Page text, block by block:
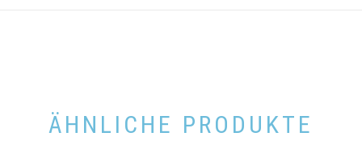
ÄHNLICHE PRODUKTE